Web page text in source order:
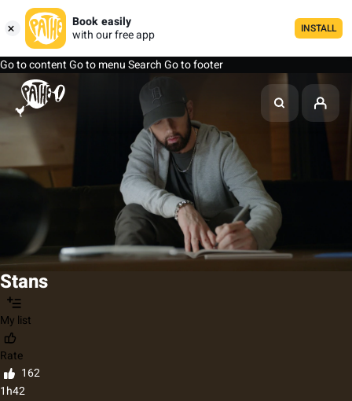
Book easily
with our free app
INSTALL
Go to contentGo to menuSearchGo to footer
Stans
My list
Rate
162
1h42